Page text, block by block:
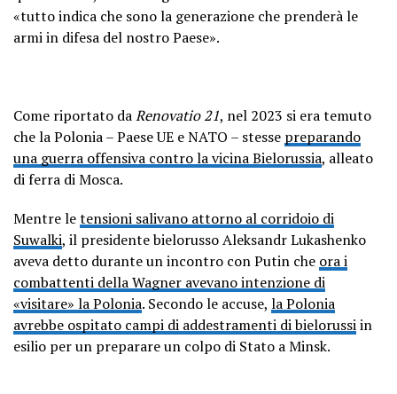
«tutto indica che sono la generazione che prenderà le
armi in difesa del nostro Paese».
Come riportato daRenovatio 21, nel 2023 si era temuto
che la Polonia – Paese UE e NATO – stesse preparando
una guerra offensiva contro la vicina Bielorussia, alleato
di ferra di Mosca.
Mentre letensioni salivano attorno al corridoio di
Suwalki, il presidente bielorusso Aleksandr Lukashenko
aveva detto durante un incontro con Putin che ora i
combattenti della Wagner avevano intenzione di
«visitare» la Polonia. Secondo le accuse, la Polonia
avrebbe ospitato campi di addestramenti di bielorussiin
esilio per un preparare un colpo di Stato a Minsk.